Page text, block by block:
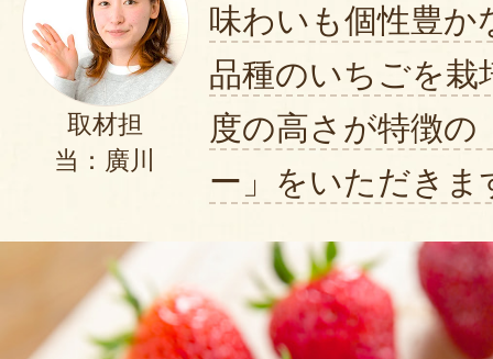
取材担
当：廣川
味わいも個性豊か
品種のいちごを栽
度の高さが特徴の
ー」をいただきま